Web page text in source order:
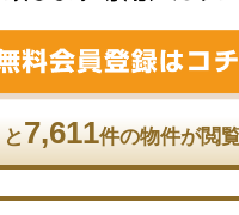
7,611件の物件が閲